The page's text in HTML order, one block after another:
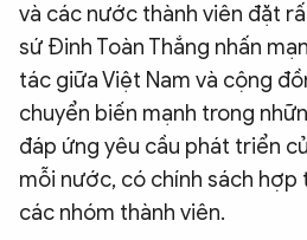
và các nước thành viên đặt
sứ Đinh Toàn Thắng nhấn
tác giữa Việt Nam và cộng
chuyển biến mạnh trong
đáp ứng yêu cầu phát triển
mỗi nước, có chính sách
các nhóm thành viên.